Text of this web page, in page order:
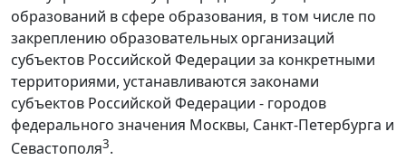
образований в сфере образования, в том числе по
закреплению образовательных организаций
субъектов Российской Федерации за конкретными
территориями, устанавливаются законами
субъектов Российской Федерации - городов
федерального значения Москвы, Санкт-Петербурга и
Севастополя3.